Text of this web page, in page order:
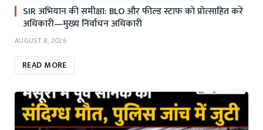
SIR अभियान की समीक्षा: BLO और फील्ड स्टाफ को प्रोत्साहित करें
अधिकारी—मुख्य निर्वाचन अधिकारी
AUGUST 8, 2026
READ MORE